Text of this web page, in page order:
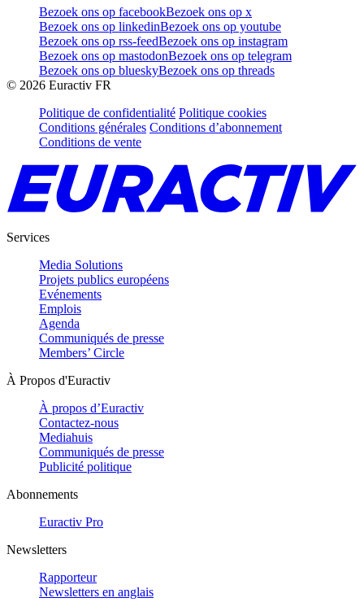
Bezoek ons op facebookBezoek ons op x
Bezoek ons op linkedinBezoek ons op youtube
Bezoek ons op rss-feedBezoek ons op instagram
Bezoek ons op mastodonBezoek ons op telegram
Bezoek ons op blueskyBezoek ons op threads
© 2026 Euractiv FR
Politique de confidentialité Politique cookies
Conditions générales Conditions d’abonnement
Conditions de vente
Services
Media Solutions
Projets publics européens
Evénements
Emplois
Agenda
Communiqués de presse
Members’ Circle
À Propos d'Euractiv
À propos d’Euractiv
Contactez-nous
Mediahuis
Communiqués de presse
Publicité politique
Abonnements
Euractiv Pro
Newsletters
Rapporteur
Newsletters en anglais